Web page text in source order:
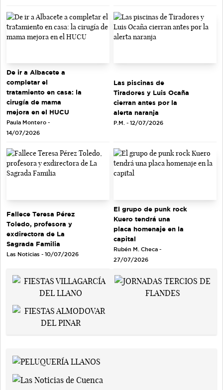
De ir a Albacete a
completar el
tratamiento en casa: la
cirugía de mama
mejora en el HUCU
Paula Montero -
14/07/2026
Las piscinas de
Tiradores y Luis Ocaña
cierran antes por la
alerta naranja
P.M. - 12/07/2026
Fallece Teresa Pérez
Toledo, profesora y
exdirectora de La
Sagrada Familia
Las Noticias - 10/07/2026
El grupo de punk rock
Kuero tendrá una
placa homenaje en la
capital
Rubén M. Checa -
27/07/2026